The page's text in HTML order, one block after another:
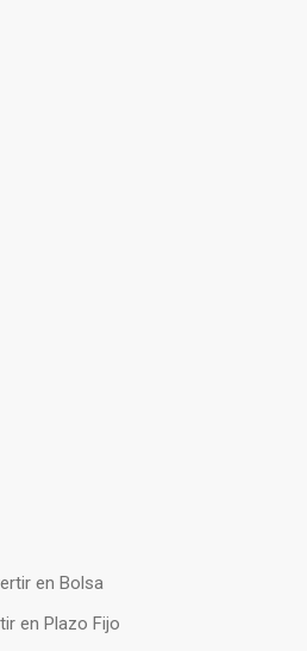
en Bolsa
en Plazo Fijo